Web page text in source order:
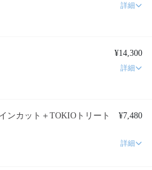
詳細
¥14,300
詳細
ンカット＋TOKIOトリート
¥7,480
詳細